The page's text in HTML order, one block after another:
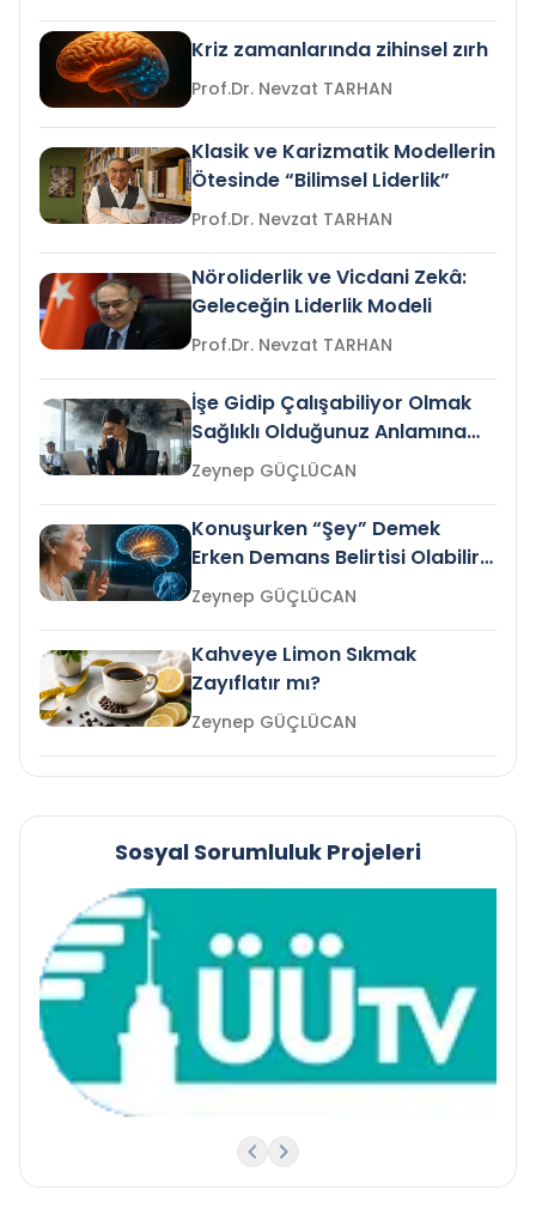
Kriz zamanlarında zihinsel zırh
Prof.Dr. Nevzat TARHAN
Klasik ve Karizmatik Modellerin
Ötesinde “Bilimsel Liderlik”
Prof.Dr. Nevzat TARHAN
Nöroliderlik ve Vicdani Zekâ:
Geleceğin Liderlik Modeli
Prof.Dr. Nevzat TARHAN
İşe Gidip Çalışabiliyor Olmak
Sağlıklı Olduğunuz Anlamına
Gelir mi?Zeynep GÜÇLÜCAN
Konuşurken “Şey” Demek
Erken Demans Belirtisi Olabilir
mi?
Zeynep GÜÇLÜCAN
Kahveye Limon Sıkmak
Zayıflatır mı?
Zeynep GÜÇLÜCAN
Sosyal Sorumluluk Projeleri